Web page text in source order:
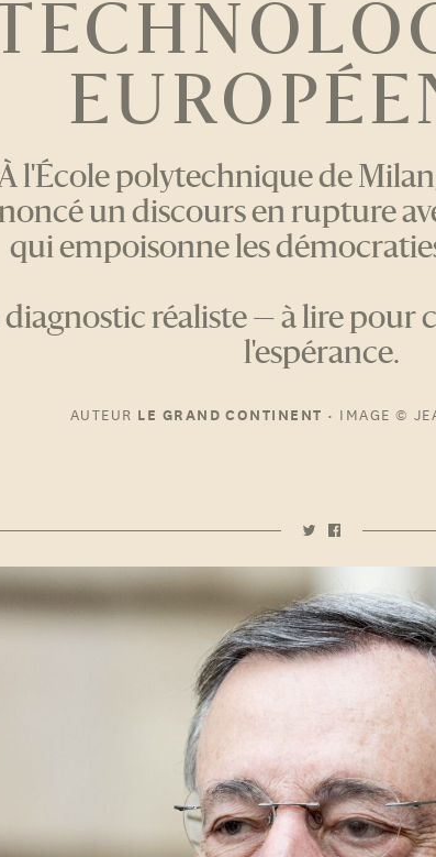
l'École polytechnique de
un discours en rupture
qui empoisonne les
diagnostic réaliste — à lire pour
l'espérance.
AUTEUR LE GRAND CONTINENT • IMAGE ©